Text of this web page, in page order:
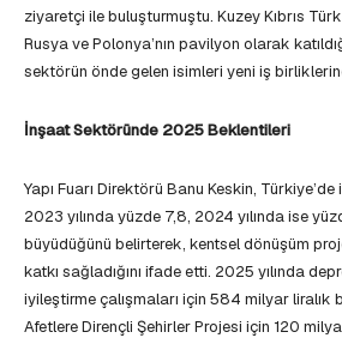
ziyaretçi ile buluşturmuştu. Kuzey Kıbrıs
Rusya ve Polonya’nın pavilyon olarak
sektörün önde gelen isimleri yeni iş
İnşaat Sektöründe 2025 Beklentileri
Yapı Fuarı Direktörü Banu Keskin,
2023 yılında yüzde 7,8, 2024 yılında ise
büyüdüğünü belirterek, kentsel dönüşüm
katkı sağladığını ifade etti. 2025 yılında
iyileştirme çalışmaları için 584 milyar liralık
Afetlere Dirençli Şehirler Projesi için 120